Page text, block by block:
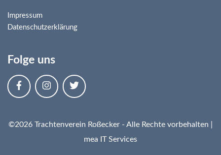
Impressum
Datenschutzerklärung
Folge uns
©2026 Trachtenverein Roßecker - Alle Rechte vorbehalten |
mea IT Services